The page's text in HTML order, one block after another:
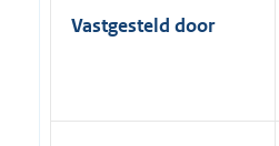
Vastgesteld door